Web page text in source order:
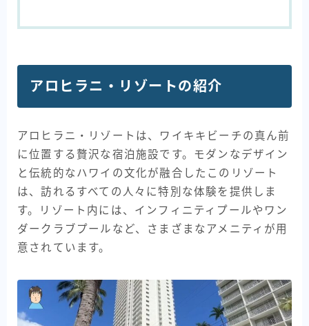
アロヒラニ・リゾートの紹介
アロヒラニ・リゾートは、ワイキキビーチの真ん前
に位置する贅沢な宿泊施設です。モダンなデザイン
と伝統的なハワイの文化が融合したこのリゾート
は、訪れるすべての人々に特別な体験を提供しま
す。リゾート内には、インフィニティプールやワン
ダークラブプールなど、さまざまなアメニティが用
意されています。